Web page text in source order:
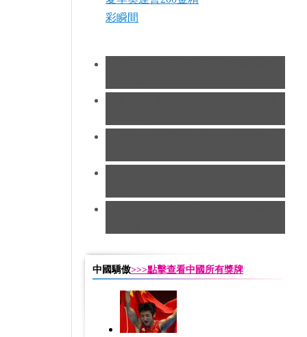
彩瞬間
中國驕傲>>>點擊查看中國所有獎牌